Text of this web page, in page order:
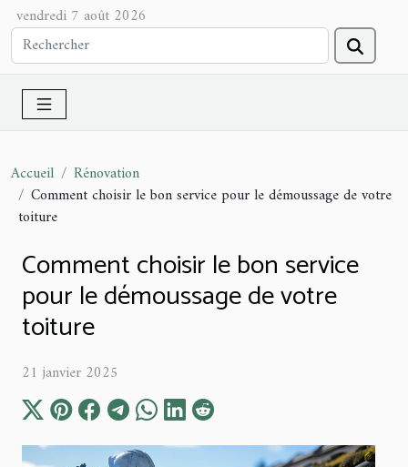
vendredi 7 août 2026
Accueil
Rénovation
Comment choisir le bon service pour le démoussage de votre
toiture
Comment choisir le bon service
pour le démoussage de votre
toiture
21 janvier 2025